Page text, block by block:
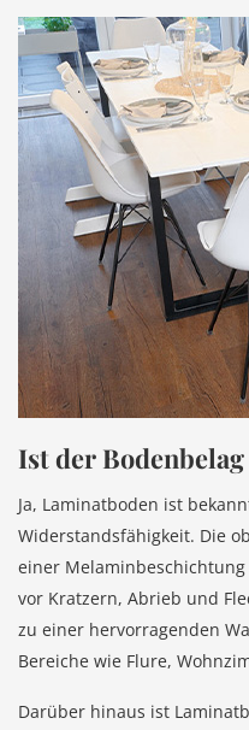
Ist der
Ja, Laminatboden ist
Widerstandsfähigkeit. Die
einer
vor Kratzern, Abrieb und
zu einer hervorragenden
Bereiche wie Flure,
Darüber hinaus ist